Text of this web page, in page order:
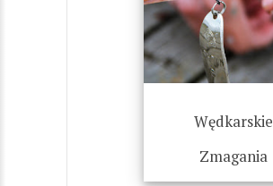
Wędkarskie
Zmagania